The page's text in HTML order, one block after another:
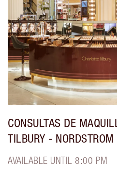
CONSULTAS DE
TILBURY - NORDSTROM
AVAILABLE UNTIL 8:00 PM